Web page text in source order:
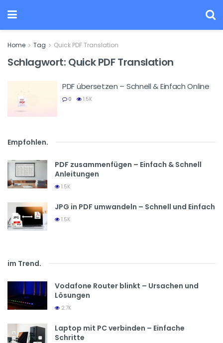
Home Tag Quick PDF Translation
Schlagwort: Quick PDF Translation
PDF übersetzen – Schnell & Einfach Online
0 1.5K
Empfohlen.
PDF zusammenfügen – Einfach & Schnell
Anleitungen
1.5K
JPG in PDF umwandeln – Schnell und Einfach
1.5K
im Trend.
Vodafone Router blinkt – Ursachen und
Lösungen
2.7K
Laptop mit PC verbinden – Einfache
Schritte